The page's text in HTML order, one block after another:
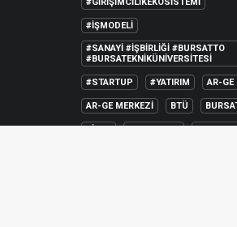
#IŞMODELI
#SANAYI #IŞBIRLIĞI #BURSATTO
#BURSATEKNIKÜNIVERSITESI
#STARTUP #YATIRIM AR-GE
AR-GE MERKEZI BTÜ
BİDEB COMSTECH